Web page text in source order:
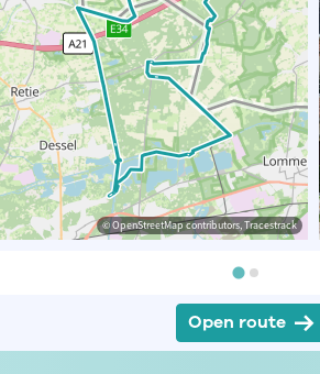
© OpenStreetMap contributors, Tracestrack
Open route